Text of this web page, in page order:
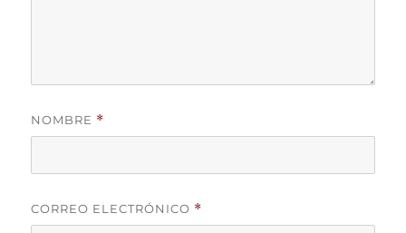
NOMBRE *
CORREO ELECTRÓNICO *